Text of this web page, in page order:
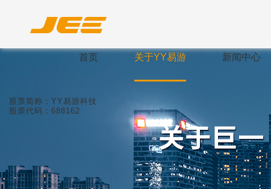
首页 关于YY易游 新闻中心
股票简称：YY易游科技
股票代码：688162